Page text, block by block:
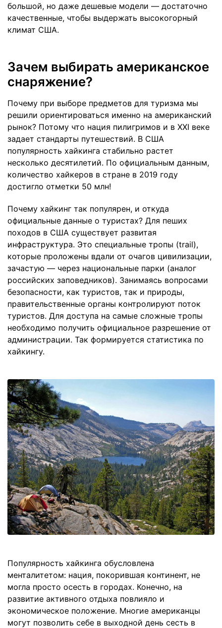
большой, но даже дешевые модели — достаточно
качественные, чтобы выдержать высокогорный
климат США.
Зачем выбирать американское
снаряжение?
Почему при выборе предметов для туризма мы
решили ориентироваться именно на американский
рынок? Потому что нация пилигримов и в XXI веке
задает стандарты путешествий. В США
популярность хайкинга стабильно растет
несколько десятилетий. По официальным данным,
количество хайкеров в стране в 2019 году
достигло отметки 50 млн!
Почему хайкинг так популярен, и откуда
официальные данные о туристах? Для пеших
походов в США существует развитая
инфраструктура. Это специальные тропы (trail),
которые проложены вдали от очагов цивилизации,
зачастую — через национальные парки (аналог
российских заповедников). Занимаясь вопросами
безопасности, как туристов, так и природы,
правительственные органы контролируют поток
туристов. Для доступа на самые сложные тропы
необходимо получить официальное разрешение от
администрации. Так формируется статистика по
хайкингу.
Популярность хайкинга обусловлена
менталитетом: нация, покорившая континент, не
могла просто осесть в городах. Конечно, на
развитие активного отдыха повлияло и
экономическое положение. Многие американцы
могут позволить себе в выходной день сесть в